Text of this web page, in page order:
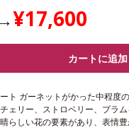
¥17,600
カートに追加
ト ガーネットがかった中程度
ェリー、ストロベリー、プラ
らしい花の要素があり、表情